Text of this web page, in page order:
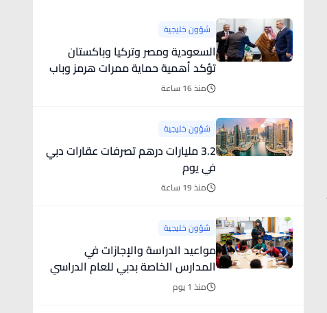
شؤون خليجية
السعودية ومصر وتركيا وباكستان
تؤكد أهمية حماية ممرات هرمز وباب
المندب
منذ 16 ساعة
شؤون خليجية
3.2 مليارات درهم تصرفات عقارات دبي
في يوم
منذ 19 ساعة
شؤون خليجية
مواعيد الدراسة والإجازات في
المدارس الخاصة بدبي للعام الدراسي
2026 - 2027
منذ 1 يوم